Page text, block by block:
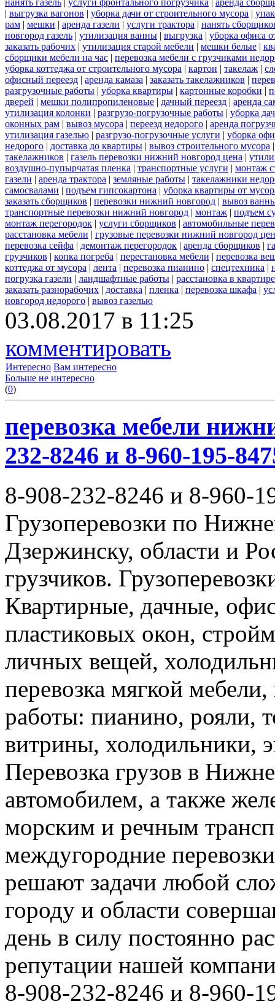
| выгрузка вагонов | уборка дачи от строительного мусора |
рам | мешки | аренда газели | услуги трактора | нанять
новгород газель | утилизация ванны | выгрузка | уборка офиса
заказать рабочих | утилизация старой мебели | мешки белые |
сборщики мебели на час | перевозка мебели с грузчиками
уборка коттеджа от строительного мусора | картон | такелаж |
офисный переезд | аренда камаза | заказать такелажников |
разгрузочные работы | уборка квартиры | картонные коробки |
дверей | мешки полипропиленовые | дачный переезд | аренда
утилизация колонки | разгрузо-погрузочные работы | уборка
оконных рам | вывоз мусора | переезд недорого | аренда
утилизация газелью | разгрузо-погрузочные услуги | уборка
недорого | доставка до квартиры | вывоз строительного мусора
такелажников | газель перевозки нижний новгород цена |
воздушно-пупырчатая пленка | транспортные услуги | монтаж
газели | аренда трактора | земляные работы | такелажники
самосвалами | подъем гипсокартона | уборка квартиры от
заказать сборщиков | перевозки нижний новгород | вывоз
транспортные перевозки нижний новгород | монтаж | подъем
монтаж перегородок | услуги сборщиков | автомобильные
расстановка мебели | грузовые перевозки нижний новгород
перевозка сейфа | демонтаж перегородок | аренда сборщиков |
грузчиков | копка погреба | перестановка мебели | перевозка
коттеджа от мусора | лента | перевозка пианино | спецтехника |
погрузка газели | ландшафтные работы | расстановка в квартире
заказать разнорабочих | доставка | пленка | перевозка шкафа |
новгород недорого | вывоз газелью
03.08.2017 в 11:25
комментировать
Интересно Вам интересно
Больше не интересно
(0)
перевозка мебели
232-8246 и 8-960-195-
8-908-232-8246 и 8-960-
Грузоперевозки по
Дзержинску, области и
грузчиков.
Квартирные, дачные,
пластиковых окон,
личных вещей,
перевозка мягкой
работы: пианино, рояли,
витрины, холодильники,
Перевозка грузов в
автомобилем, а также
морским и речным
междугородние
решают задачи любой
городу и области
день в силу постоянно
репутации нашей
8-908-232-8246 и 8-960-